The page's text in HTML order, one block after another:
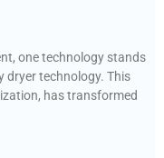
one technology stands
dryer technology. This
has transformed